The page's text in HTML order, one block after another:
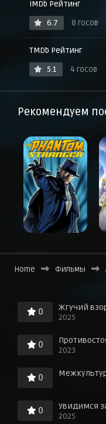
IMDb Рейтинг
6.7
8 госов
TMDb Рейтинг
5.1
4 госов
Рекомендуем
Home Фильмы
0
2025
0
2023
0
0 Увидимся
2025